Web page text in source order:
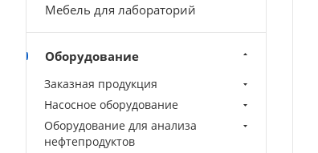
Мебель для лабораторий
Оборудование
Заказная продукция
Насосное оборудование
Оборудование для анализа
нефтепродуктов